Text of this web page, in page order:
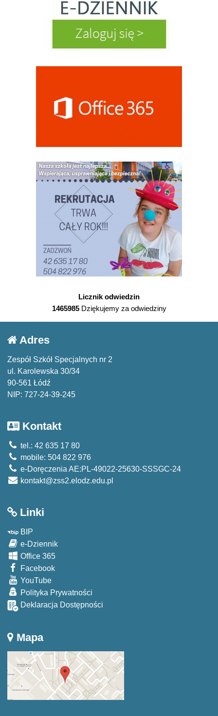
Licznik odwiedzin
1465985Dziękujemy za odwiedziny
Adres
Zespół Szkół Specjalnych nr 2
ul. Karolewska 30/34
90-561 Łódź
NIP: 727-24-39-245
Kontakt
tel.: 42 635 17 80
mobile: 504 822 976
e-Doręczenia AE:PL-49022-25630-SSSGC-24
kontakt@zss2.elodz.edu.pl
Linki
BIP
e-Dziennik
Office 365
Facebook
YouTube
Polityka Prywatności
Deklaracja Dostępności
Mapa